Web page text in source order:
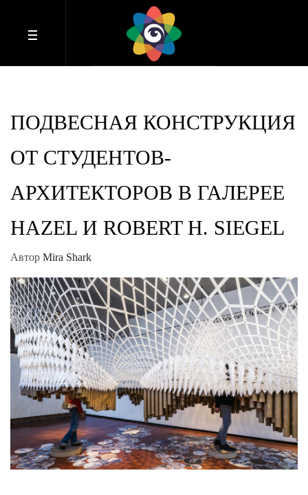
ПОДВЕСНАЯ КОНСТРУКЦИЯ
ОТ СТУДЕНТОВ-
АРХИТЕКТОРОВ В ГАЛЕРЕЕ
HAZEL И ROBERT H. SIEGEL
Автор Mira Shark